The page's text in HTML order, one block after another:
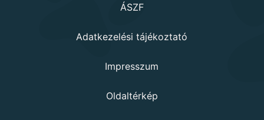
ÁSZF
Adatkezelési tájékoztató
Impresszum
Oldaltérkép